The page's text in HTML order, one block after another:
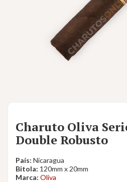
Charuto Oliva
Double Robusto
País: Nicaragua
Bitola: 120mm x 20mm
Marca: Oliva